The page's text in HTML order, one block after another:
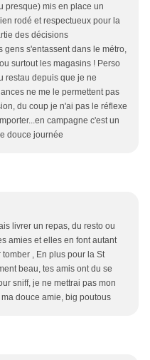
presque) mis en place un
rodé et respectueux pour la
des décisions
s'entassent dans le métro,
surtout les magasins ! Perso
restau depuis que je ne
ne me le permettent pas
du coup je n'ai pas le réflexe
campagne c'est un
douce journée
livrer un repas, du resto ou
amies et elles en font autant
, En plus pour la St
beau, tes amis ont du se
sniff, je ne mettrai pas mon
douce amie, big poutous